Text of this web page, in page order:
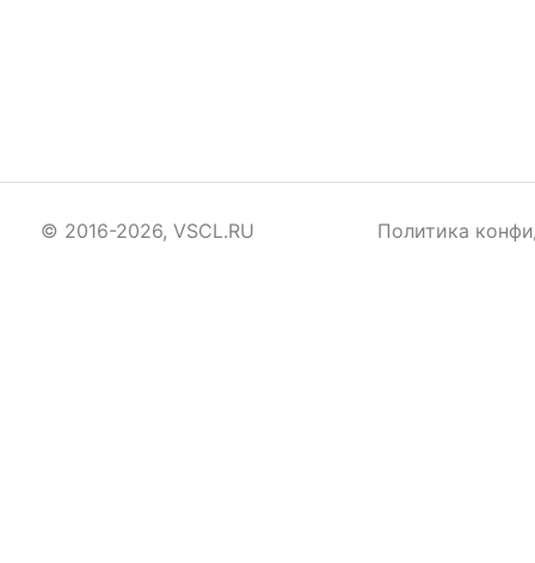
© 2016-2026, VSCL.RU Политика